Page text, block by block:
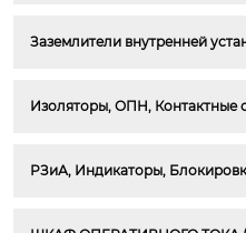
Заземлители внутренней
Изоляторы, ОПН, Контактные
РЗиА, Индикаторы,